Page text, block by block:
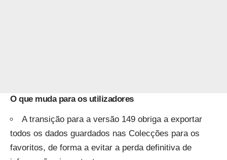
O que muda para os utilizadores
A transição para a versão 149 obriga a exportar
todos os dados guardados nas Colecções para os
favoritos, de forma a evitar a perda definitiva de